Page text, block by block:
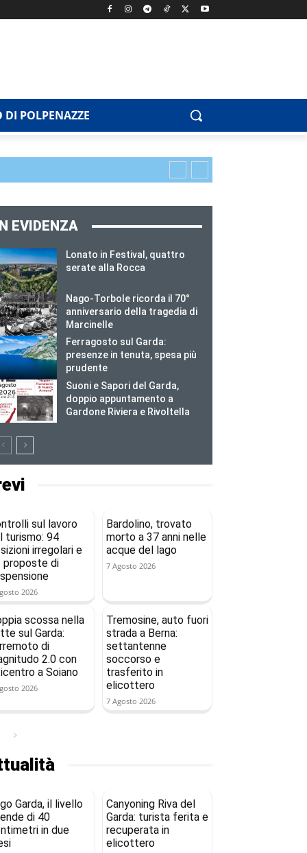
DI POLPENAZZE
EVIDENZA
Lonato in Festival, quattro
serate alla Rocca
Nago-Torbole ricorda il 70°
anniversario della tragedia di
Marcinelle
Ferragosto sul Garda:
presenze in tenuta, spesa più
prudente
Suoni e Sapori del Garda,
doppio appuntamento a
Gardone Riviera e Rivoltella
sul lavoro
turismo: 94
irregolari e
proposte di
2026
Bardolino, trovato
morto a 37 anni nelle
acque del lago
7 Agosto 2026
scossa nella
sul Garda:
di
2.0 con
a Soiano
2026
Tremosine, auto fuori
strada a Berna:
settantenne
soccorso e
trasferito in
elicottero
7 Agosto 2026
Garda, il livello
di 40
in due
Canyoning Riva del
Garda: turista ferita e
recuperata in
elicottero